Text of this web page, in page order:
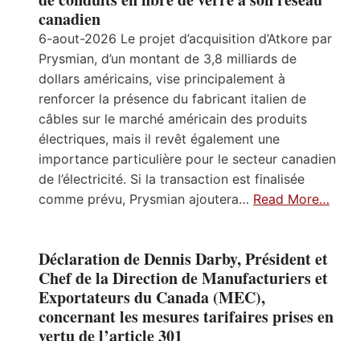
canadien
6-aout-2026 Le projet d’acquisition d’Atkore par
Prysmian, d’un montant de 3,8 milliards de
dollars américains, vise principalement à
renforcer la présence du fabricant italien de
câbles sur le marché américain des produits
électriques, mais il revêt également une
importance particulière pour le secteur canadien
de l’électricité. Si la transaction est finalisée
comme prévu, Prysmian ajoutera… Read More…
Déclaration de Dennis Darby, Président et
Chef de la Direction de Manufacturiers et
Exportateurs du Canada (MEC),
concernant les mesures tarifaires prises en
vertu de l’article 301